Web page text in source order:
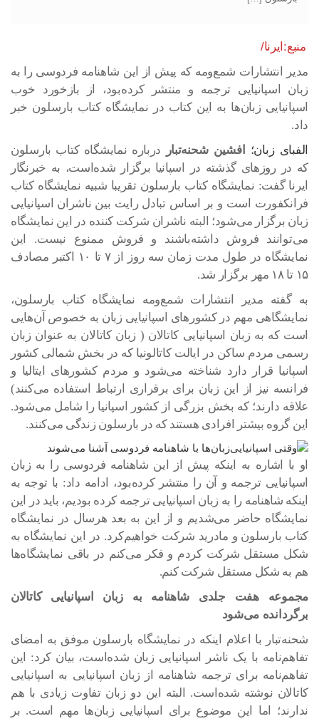
منبع:ایرنا/
مدیر انتشارات شمع‌ومه که پیش از این شاهنامه فردوسی را به
زبان اسپانیایی ترجمه و منتشر کرده‌بود، از بازخورد خوب
اسپانیایی زبان‌ها به این کتاب در نمایشگاه کتاب بارسلون خبر
داد.
الفبای زبان؛ افشین شحنه‌تبار
درباره نمایشگاه کتاب بارسلون
که در روزهای گذشته در اسپانیا برگزار شده‌است، به خبرنگار
ایرنا گفت: نمایشگاه کتاب بارسلون تقریبا شبیه نمایشگاه کتاب
فرانکفورت است و بر اساس تبادل رایت بین ناشران اسپانیایی
زبان برگزار می‌شود؛ البته ناشران شرکت کننده در این نمایشگاه
می‌توانند فروش داشته‌باشند و فروش ممنوع نیست. این
نمایشگاه در طول مدت زمان سه روز از ۷ تا ۱۰ اکتبر مصادف
۱۵ تا ۱۸ مهر برگزار شد.
به گفته مدیر انتشارات شمع‌ومه نمایشگاه کتاب بارسلون،
نمایشگاهی مهم در کشورهای اسپانیایی زبان به خصوص آن‌هایی
است که به زبان اسپانیایی کاتالان ( زبان کاتالان به عنوان زبان
رسمی مردم ساکن در ایالت کاتالونیا که در بخش شمالی کشور
اسپانیا قرار دارد شناخته می‌شود و مردم کشورهای ایتالیا و
فرانسه نیز از این زبان برای برقراری ارتباط استفاده می‌کنند)
علاقه دارند؛ که بخش بزرگی از کشور اسپانیا را شامل می‌شود.
این گروه بیشتر افرادی هستند که در بارسلون زندگی می‌کنند.
او با اشاره به اینکه پیش از این شاهنامه فردوسی را به زبان
اسپانیایی ترجمه و آن را منتشر کرده‌بود، ادامه داد: با توجه به
اینکه شاهنامه را به زبان اسپانیایی ترجمه کرده بودیم، باید در این
نمایشگاه حاضر می‌شدیم و از این به بعد هرسال در نمایشگاه
کتاب بارسلون و مادرید شرکت خواهیم‌کرد. در این نمایشگاه به
شکل مستقل شرکت کردم و فکر می‌کنم در باقی نمایشگاه‌ها
هم به شکل مستقل شرکت کنم.
مجموعه هفت جلدی شاهنامه به زبان اسپانیایی کاتالان
برگردانده می‌شود
شحنه‌تبار با اعلام اینکه در نمایشگاه بارسلون موفق به امضای
تفاهم‌نامه با یک ناشر اسپانیایی زبان شده‌است، بیان کرد: این
تفاهم‌نامه برای ترجمه شاهنامه از زبان اسپانیایی به اسپانیایی
کاتالان نوشته شده‌است. البته این دو زبان تفاوت زیادی با هم
ندارند؛ اما این موضوع برای اسپانیایی زبان‌ها مهم است. بر